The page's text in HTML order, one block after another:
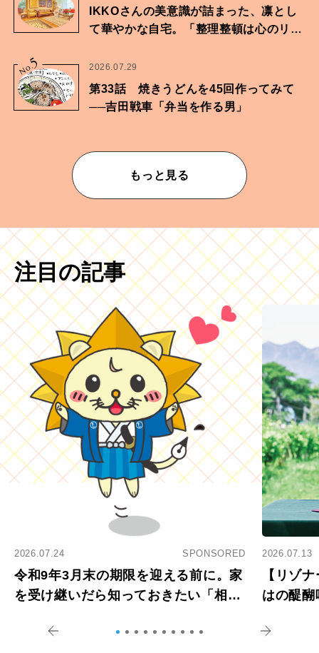
IKKOさんの美意識が詰まった、凛とし
て華やかな自宅。「整理整頓は心のリズ
No.
5 2026.07.29
第33話 焼きうどんを45回作ってみて
──吉田戦車「弁当を作る男」
もっと見る
注目の記事
2026.07.24 SPONSORED
令和9年3月末の期限を迎える前に。家
を受け継いだら知っておきたい「相続
2026.07.13
【リゾ
はの醍